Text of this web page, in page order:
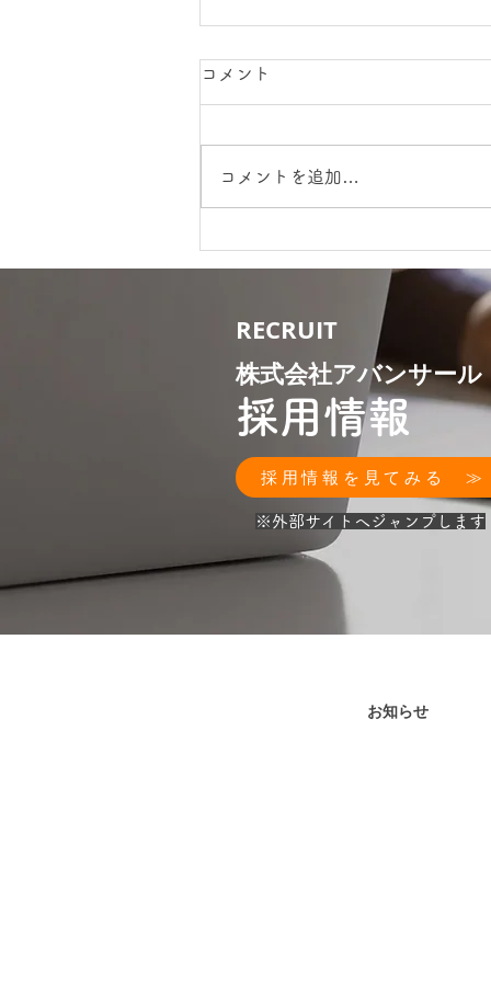
社員満足度調査から始まる組
織改革 ～離職率低下とサー
ビス向上を目指して～
コメント
コメントを追加…
RECRUIT
株式会社アバンサール
採用情報
採用情報を見てみる ≫
​※外部サイトへジャンプします
お知らせ